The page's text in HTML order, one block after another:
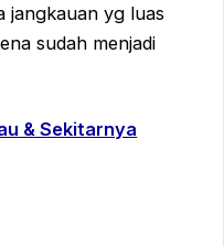
jangkauan yg luas
sudah menjadi
& Sekitarnya